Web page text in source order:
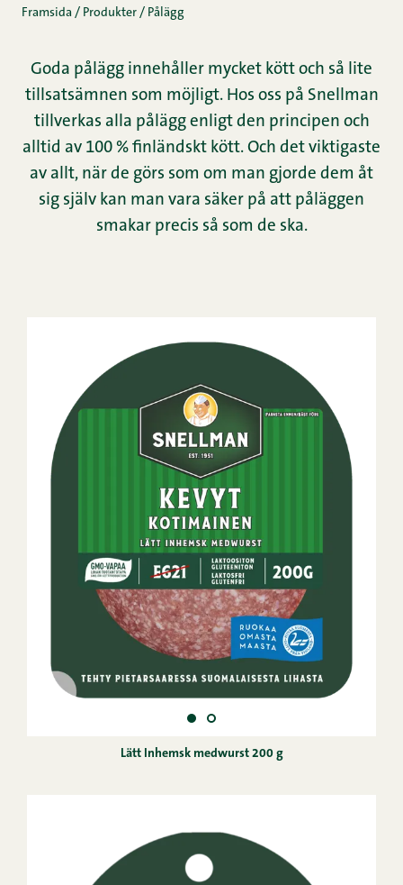
Framsida / Produkter / Pålägg
Goda pålägg innehåller mycket kött och så lite
tillsatsämnen som möjligt. Hos oss på Snellman
tillverkas alla pålägg enligt den principen och
alltid av 100 % finländskt kött. Och det viktigaste
av allt, när de görs som om man gjorde dem åt
sig själv kan man vara säker på att påläggen
smakar precis så som de ska.
Lätt Inhemsk medwurst 200 g